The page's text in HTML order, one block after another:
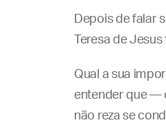
Depois de falar
Teresa de
Qual a sua
entender que —
não reza se